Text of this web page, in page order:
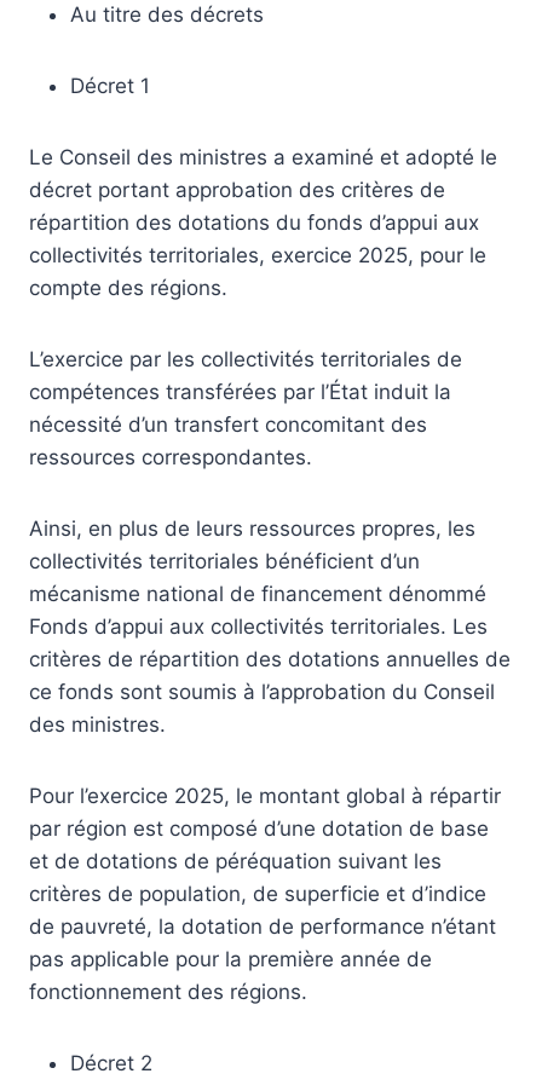
Au titre des décrets
Décret 1
Le Conseil des ministres a examiné et adopté le
décret portant approbation des critères de
répartition des dotations du fonds d’appui aux
collectivités territoriales, exercice 2025, pour le
compte des régions.
L’exercice par les collectivités territoriales de
compétences transférées par l’État induit la
nécessité d’un transfert concomitant des
ressources correspondantes.
Ainsi, en plus de leurs ressources propres, les
collectivités territoriales bénéficient d’un
mécanisme national de financement dénommé
Fonds d’appui aux collectivités territoriales. Les
critères de répartition des dotations annuelles de
ce fonds sont soumis à l’approbation du Conseil
des ministres.
Pour l’exercice 2025, le montant global à répartir
par région est composé d’une dotation de base
et de dotations de péréquation suivant les
critères de population, de superficie et d’indice
de pauvreté, la dotation de performance n’étant
pas applicable pour la première année de
fonctionnement des régions.
Décret 2